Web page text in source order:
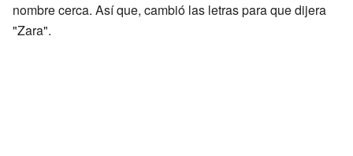
nombre cerca. Así que, cambió las letras para que dijera
"Zara".